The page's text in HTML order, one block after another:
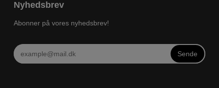
Nyhedsbrev
Abonner på vores nyhedsbrev!
Sende